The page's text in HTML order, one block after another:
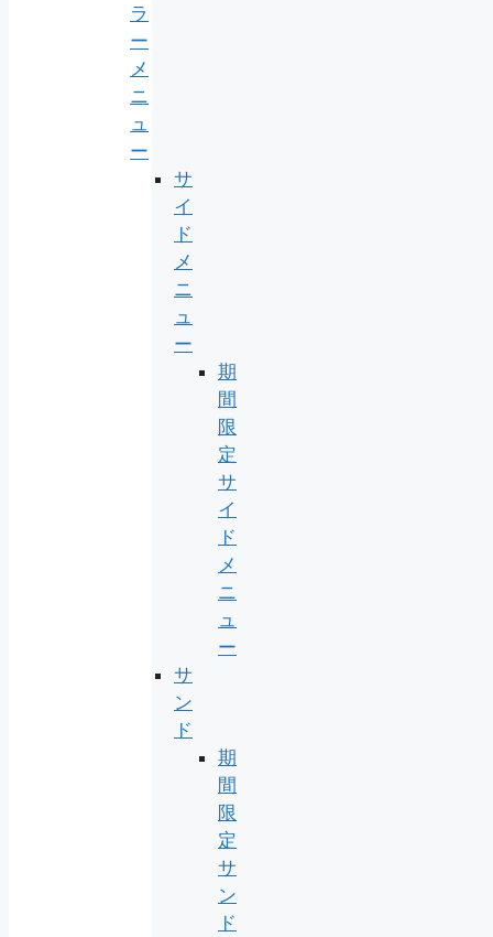
ラ
ー
メ
ニ
ュ
ー
サ
イ
ド
メ
ニ
ュ
ー
期
間
限
定
サ
イ
ド
メ
ニ
ュ
ー
サ
ン
ド
期
間
限
定
サ
ン
ド